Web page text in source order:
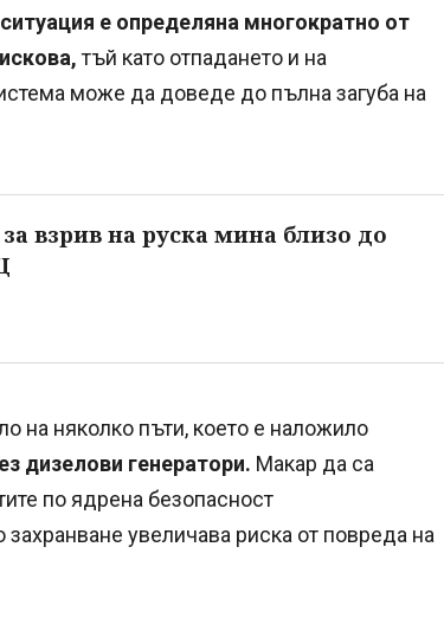
е определяна многократно от
тъй като отпадането и на
може да доведе до пълна загуба на
взрив на руска мина близо до
на няколко пъти, което е наложило
дизелови генератори. Макар да са
по ядрена безопасност
увеличава риска от повреда на